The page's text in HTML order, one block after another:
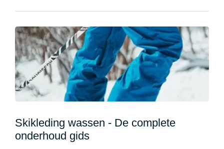
Skikleding wassen - De complete
onderhoud gids